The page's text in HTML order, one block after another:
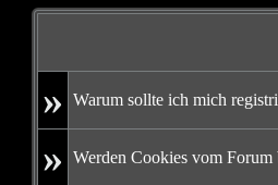
»
Warum sollte ich mich
» Werden Cookies vom Forum